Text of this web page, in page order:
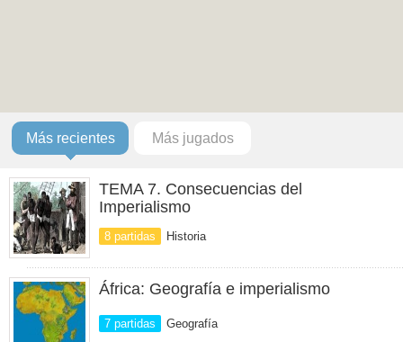
Más recientes Más jugados
TEMA 7. Consecuencias del
Imperialismo
8 partidas Historia
África: Geografía e imperialismo
7 partidas Geografía